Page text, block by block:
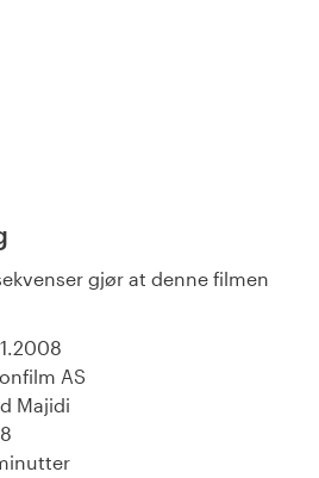
gjør at denne filmen
AS
Majidi